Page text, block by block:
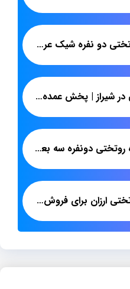
قیمت عمده روتختی دو نفره شیک عروس
تولیدی روتختی در شیراز | پخش عمده روتختی عروس برای صادرات | پاندا
بازار خرید عمده روتختی دونفره سه بعدی تهران
کانال تلگرام روتختی ارزان برای فروش عمده